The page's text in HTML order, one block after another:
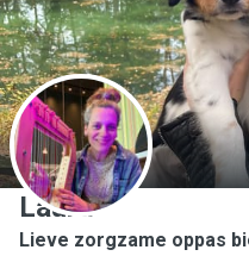
L
Laura
Lieve zorgzame oppas